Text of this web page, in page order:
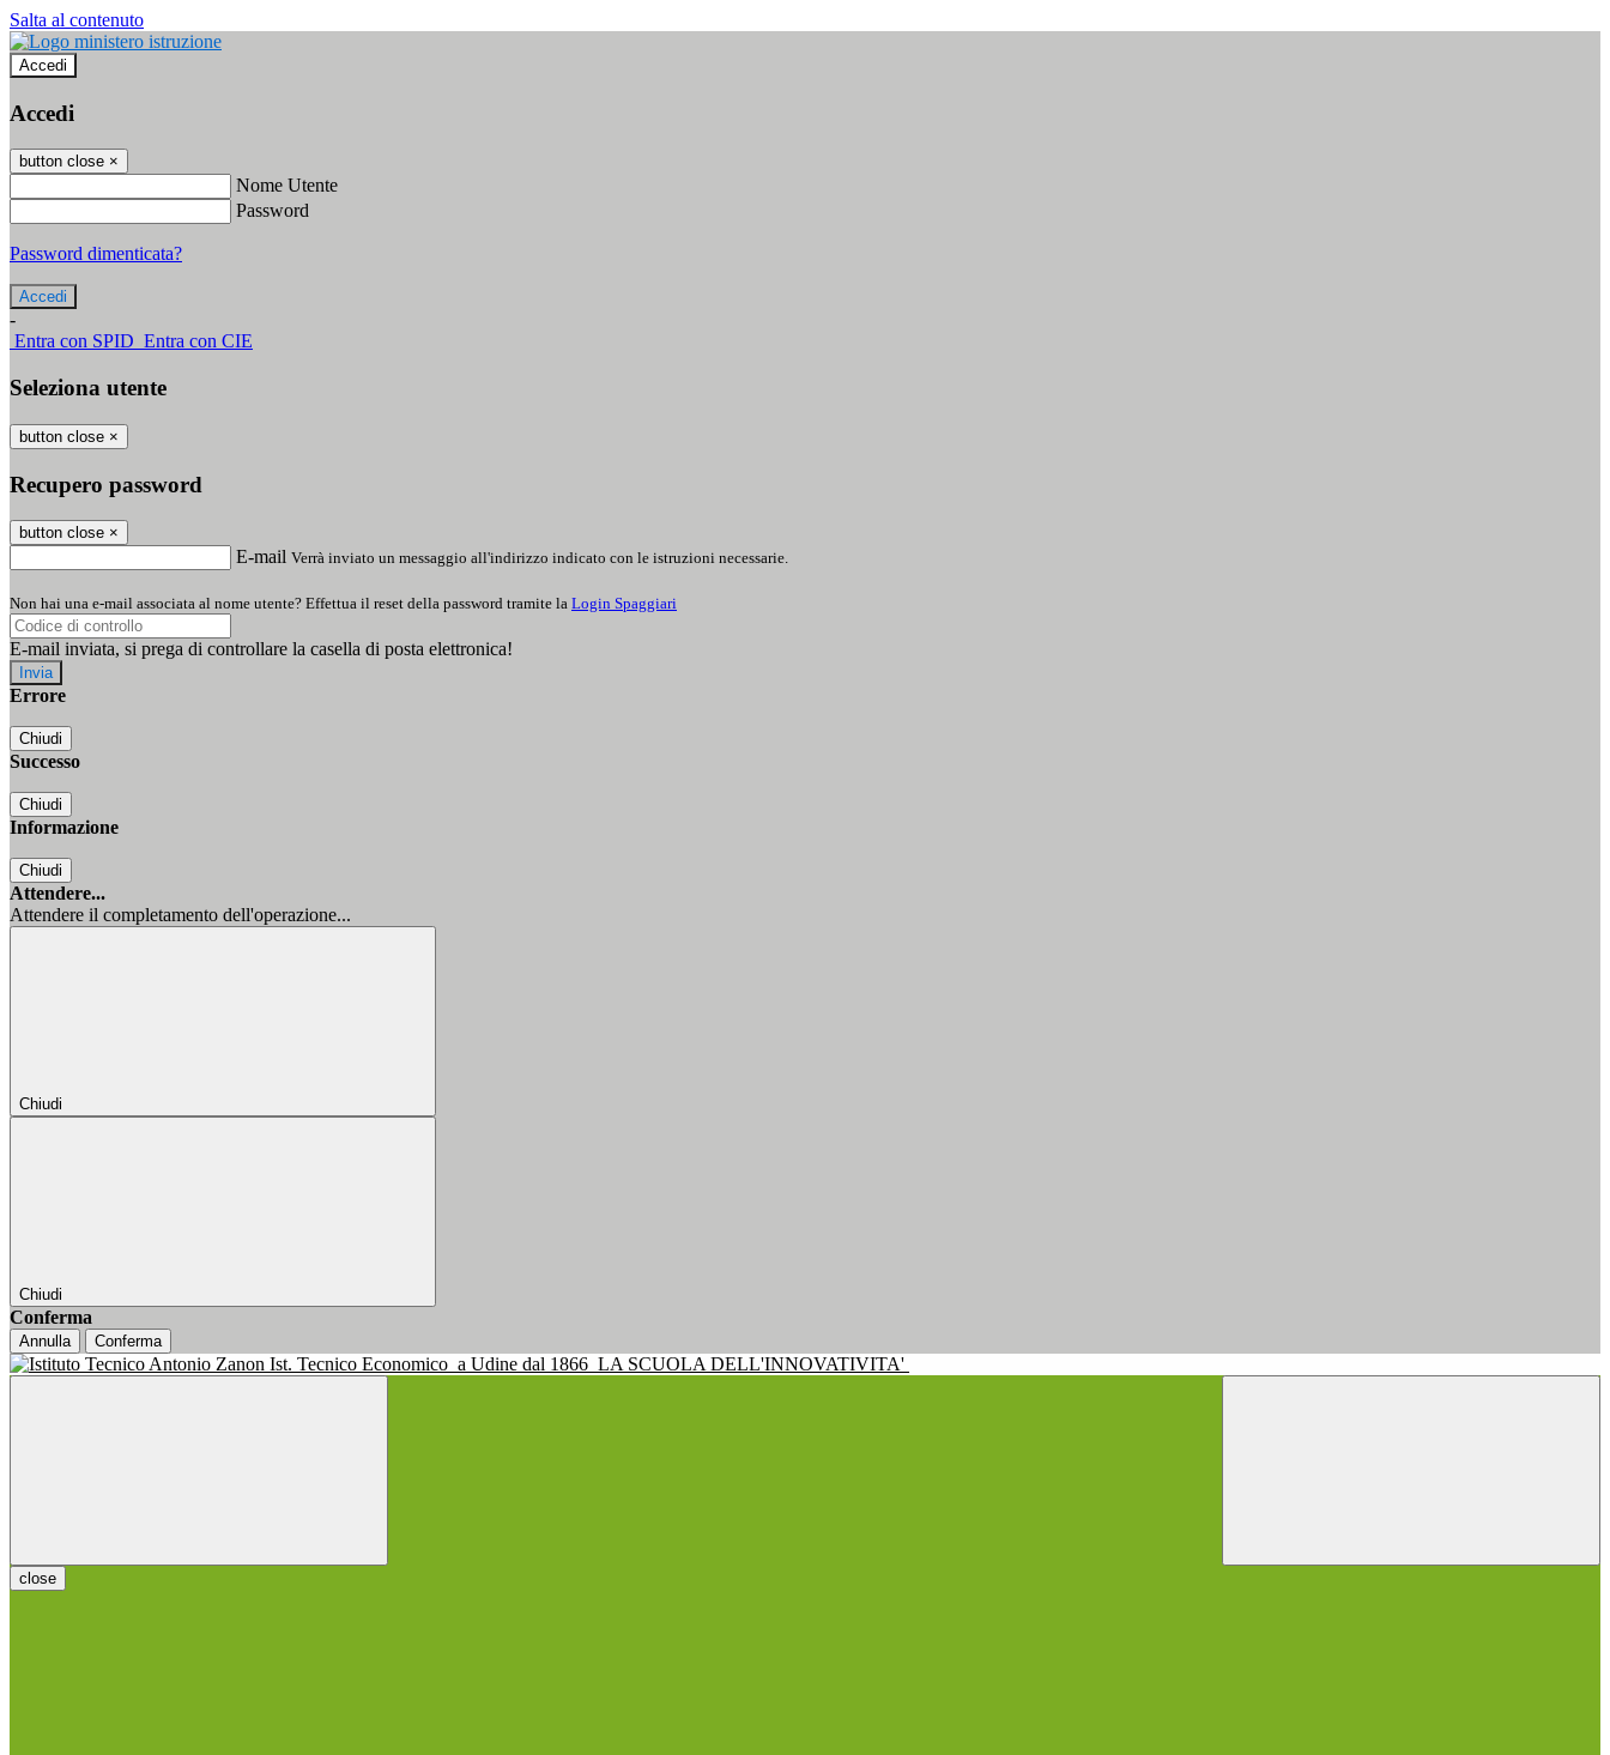
Salta al contenuto
Accedi
Accedi
button close ×
Nome Utente
Password
Password dimenticata?
-
Entra con SPID Entra con CIE
Seleziona utente
button close ×
Recupero password
button close ×
E-mail Verrà inviato un messaggio all'indirizzo indicato con le istruzioni necessarie.
Non hai una e-mail associata al nome utente? Effettua il reset della password tramite la Login Spaggiari
E-mail inviata, si prega di controllare la casella di posta elettronica!
Errore
Chiudi
Successo
Chiudi
Informazione
Chiudi
Attendere...
Attendere il completamento dell'operazione...
Chiudi
Chiudi
Conferma
Annulla Conferma
Ist. Tecnico Economico a Udine dal 1866 LA SCUOLA DELL'INNOVATIVITA'
close